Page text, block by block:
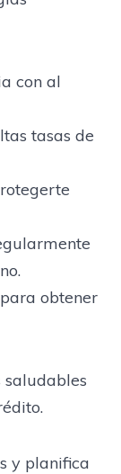
con al
tasas de
obtener
saludables
y planifica